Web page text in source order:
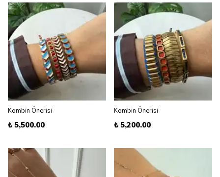
Kombin Önerisi
₺ 5,500.00
Kombin Önerisi
₺ 5,200.00